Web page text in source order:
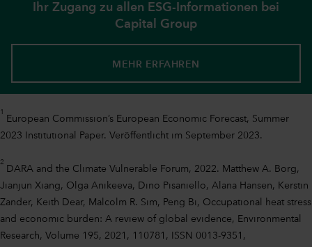
Ihr Zugang zu allen ESG-Informationen bei
Capital Group
MEHR ERFAHREN
1
European Commission’s European Economic Forecast, Summer
2023 Institutional Paper. Veröffentlicht im September 2023.
2
DARA and the Climate Vulnerable Forum, 2022. Matthew A. Borg,
Jianjun Xiang, Olga Anikeeva, Dino Pisaniello, Alana Hansen, Kerstin
Zander, Keith Dear, Malcolm R. Sim, Peng Bi, Occupational heat stress
and economic burden: A review of global evidence, Environmental
Research, Volume 195, 2021, 110781, ISSN 0013-9351,